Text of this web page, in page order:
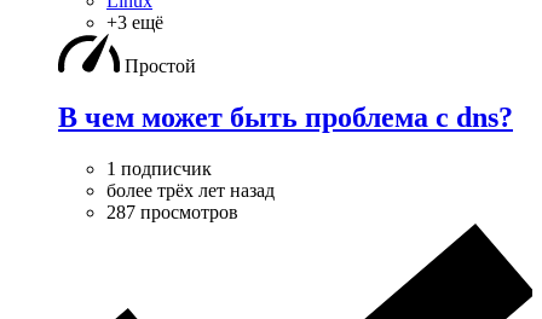
+3 ещё
Простой
В чем может быть проблема с dns?
1 подписчик
более трёх лет назад
287 просмотров